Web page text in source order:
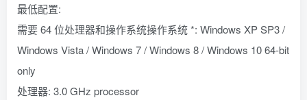
最低配置:
需要 64 位处理器和操作系统操作系统 *: Windows XP SP3 /
Windows Vista / Windows 7 / Windows 8 / Windows 10 64-bit
only
处理器: 3.0 GHz processor